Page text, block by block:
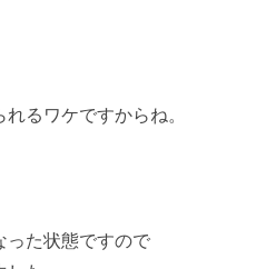
るワケですからね。
った状態ですので